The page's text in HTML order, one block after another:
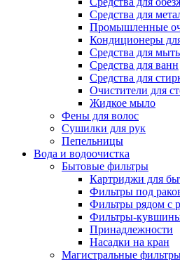
Средства для
Промышленные
Кондиционеры
Средства для
Средства для ванн
Средства для
Очистители для
Жидкое мыло
Фены для волос
Сушилки для рук
Пепельницы
Вода и водоочистка
Бытовые фильтры
Картриджи для
Фильтры под
Фильтры рядом с
Фильтры-
Принадлежности
Насадки на кран
Магистральные